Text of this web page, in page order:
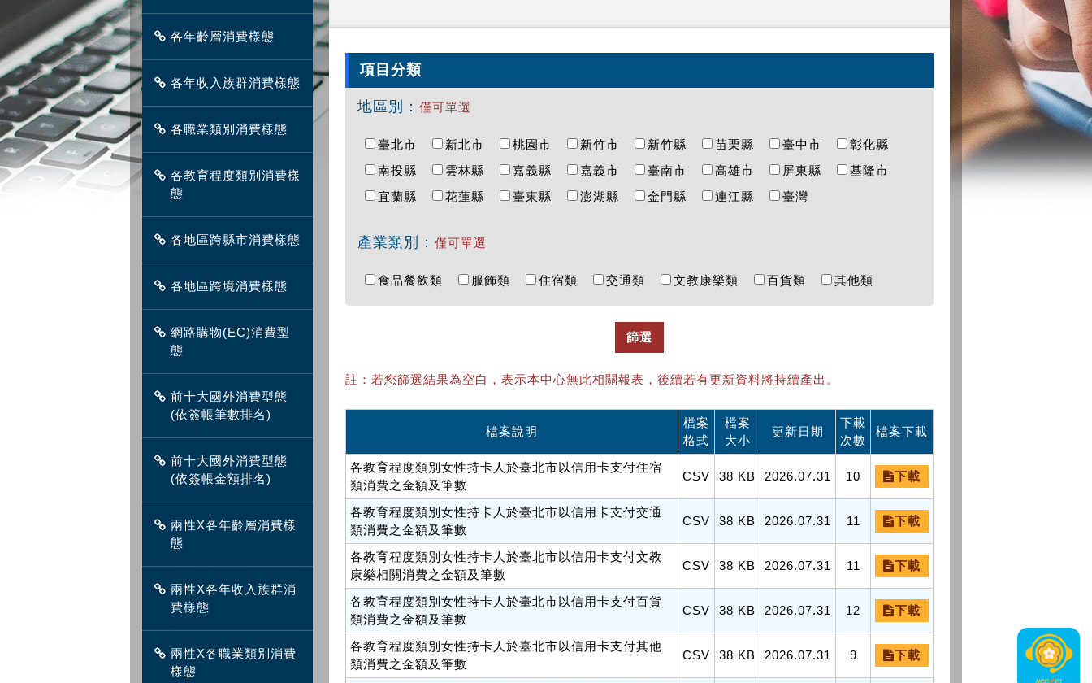
各年齡層消費樣態
各年收入族群消費樣態
各職業類別消費樣態
各教育程度類別消費樣
態
各地區跨縣市消費樣態
各地區跨境消費樣態
網路購物(EC)消費型
態
前十大國外消費型態
(依簽帳筆數排名)
前十大國外消費型態
(依簽帳金額排名)
兩性X各年齡層消費樣
態
兩性X各年收入族群消
費樣態
兩性X各職業類別消費
樣態
項目分類
地區別： 僅可單選
臺北市 新北市 桃園市 新竹市 新竹縣 苗栗縣 臺中市
彰化縣
南投縣
雲林縣 嘉義縣 嘉義市 臺南市 高雄市 屏東縣
基隆市
宜蘭縣
花蓮縣 臺東縣 澎湖縣 金門縣 連江縣 臺灣
產業類別： 僅可單選
食品餐飲類 服飾類 住宿類 交通類 文教康樂類 百貨類 其他類
篩選
註：若您篩選結果為空白，表示本中心無此相關報表，後續若有更新資料將持續產出。
檔案說明
檔案
格式
檔案
大小
更新日期
下載
次數
檔案下載
各教育程度類別女性持卡人於臺北市以信用卡支付住宿
類消費之金額及筆數
CSV 38 KB 2026.07.31 10 下載
各教育程度類別女性持卡人於臺北市以信用卡支付交通
類消費之金額及筆數
CSV 38 KB 2026.07.31 11 下載
各教育程度類別女性持卡人於臺北市以信用卡支付文教
康樂相關消費之金額及筆數
CSV 38 KB 2026.07.31 11 下載
各教育程度類別女性持卡人於臺北市以信用卡支付百貨
類消費之金額及筆數
CSV 38 KB 2026.07.31 12 下載
各教育程度類別女性持卡人於臺北市以信用卡支付其他
類消費之金額及筆數
CSV 38 KB 2026.07.31 9 下載